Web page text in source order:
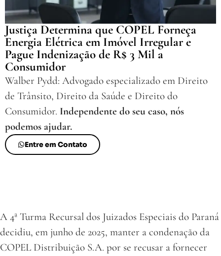
Justiça Determina que COPEL Forneça
Energia Elétrica em Imóvel Irregular e
Pague Indenização de R$ 3 Mil a
Consumidor
Walber Pydd: Advogado especializado em Direito
de Trânsito, Direito da Saúde e Direito do
Consumidor. Independente do seu caso, nós
podemos ajudar.
Entre em Contato
A 4ª Turma Recursal dos Juizados Especiais do Paraná
decidiu, em junho de 2025, manter a condenação da
COPEL Distribuição S.A. por se recusar a fornecer